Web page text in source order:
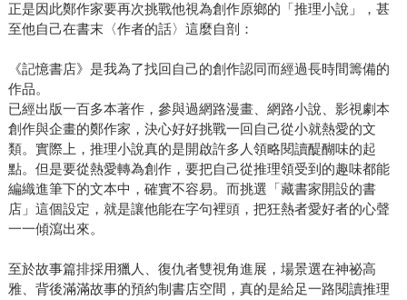
正是因此鄭作家要再次挑戰他視為創作原鄉的「推理小說」，甚
至他自己在書末〈作者的話〉這麼自剖：
《記憶書店》是我為了找回自己的創作認同而經過長時間籌備的
作品。
已經出版一百多本著作，參與過網路漫畫、網路小說、影視劇本
創作與企畫的鄭作家，決心好好挑戰一回自己從小就熱愛的文
類。實際上，推理小說真的是開啟許多人領略閱讀醍醐味的起
點。但是要從熱愛轉為創作，要把自己從推理領受到的趣味都能
編織進筆下的文本中，確實不容易。而挑選「藏書家開設的書
店」這個設定，就是讓他能在字句裡頭，把狂熱者愛好者的心聲
一一傾瀉出來。
至於故事篇排採用獵人、復仇者雙視角進展，場景選在神祕高
雅、背後滿滿故事的預約制書店空間，真的是給足一路閱讀推理